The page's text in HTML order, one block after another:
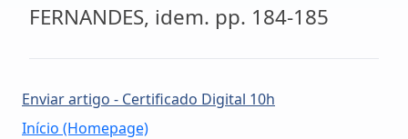
FERNANDES, idem. pp. 184-185
Enviar artigo - Certificado Digital 10h
Início (Homepage)